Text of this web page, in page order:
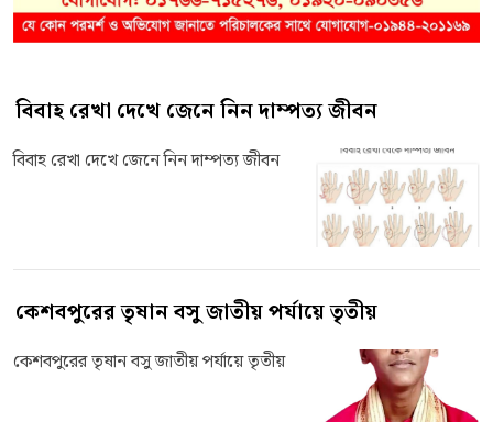
বিবাহ রেখা দেখে জেনে নিন দাম্পত্য জীবন
বিবাহ রেখা দেখে জেনে নিন দাম্পত্য জীবন
কেশবপুরের তৃষান বসু জাতীয় পর্যায়ে তৃতীয়
কেশবপুরের তৃষান বসু জাতীয় পর্যায়ে তৃতীয়